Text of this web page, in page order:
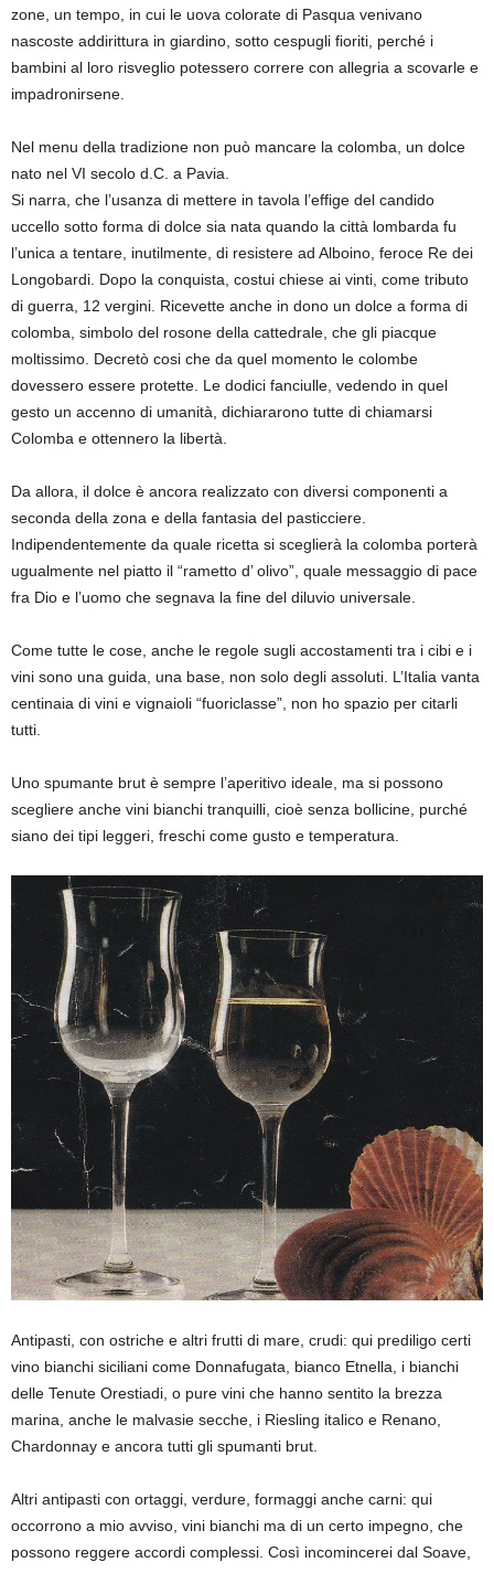
zone, un tempo, in cui le uova colorate di Pasqua venivano
nascoste addirittura in giardino, sotto cespugli fioriti, perché i
bambini al loro risveglio potessero correre con allegria a scovarle e
impadronirsene.
Nel menu della tradizione non può mancare la colomba, un dolce
nato nel VI secolo d.C. a Pavia.
Si narra, che l’usanza di mettere in tavola l’effige del candido
uccello sotto forma di dolce sia nata quando la città lombarda fu
l’unica a tentare, inutilmente, di resistere ad Alboino, feroce Re dei
Longobardi. Dopo la conquista, costui chiese ai vinti, come tributo
di guerra, 12 vergini. Ricevette anche in dono un dolce a forma di
colomba, simbolo del rosone della cattedrale, che gli piacque
moltissimo. Decretò cosi che da quel momento le colombe
dovessero essere protette. Le dodici fanciulle, vedendo in quel
gesto un accenno di umanità, dichiararono tutte di chiamarsi
Colomba e ottennero la libertà.
Da allora, il dolce è ancora realizzato con diversi componenti a
seconda della zona e della fantasia del pasticciere.
Indipendentemente da quale ricetta si sceglierà la colomba porterà
ugualmente nel piatto il “rametto d’ olivo”, quale messaggio di pace
fra Dio e l’uomo che segnava la fine del diluvio universale.
Come tutte le cose, anche le regole sugli accostamenti tra i cibi e i
vini sono una guida, una base, non solo degli assoluti. L’Italia vanta
centinaia di vini e vignaioli “fuoriclasse”, non ho spazio per citarli
tutti.
Uno spumante brut è sempre l’aperitivo ideale, ma si possono
scegliere anche vini bianchi tranquilli, cioè senza bollicine, purché
siano dei tipi leggeri, freschi come gusto e temperatura.
Antipasti, con ostriche e altri frutti di mare , crudi: qui prediligo certi
vino bianchi siciliani come Donnafugata, bianco Etnella, i bianchi
delle Tenute Orestiadi, o pure vini che hanno sentito la brezza
marina, anche le malvasie secche, i Riesling italico e Renano,
Chardonnay e ancora tutti gli spumanti brut.
Altri antipasti con ortaggi verdure , formaggi anche carni: qui
occorrono a mio avviso, vini bianchi ma di un certo impegno, che
possono reggere accordi complessi. Così incomincerei dal Soave,